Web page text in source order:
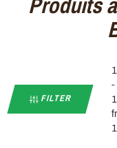
FILTER
1
-
1
1